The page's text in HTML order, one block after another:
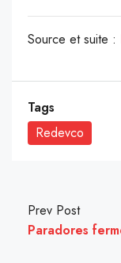
Source et suite :
Tags
Redevco
Prev Post
Paradores